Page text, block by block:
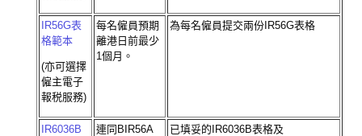
IR56G表
格範本
(亦可選擇
僱主電子
報税服務)
每名僱員預期
離港日前最少
1個月。
為每名僱員提交兩份IR56G表格
IR6036B
連同BIR56A
已填妥的IR6036B表格及